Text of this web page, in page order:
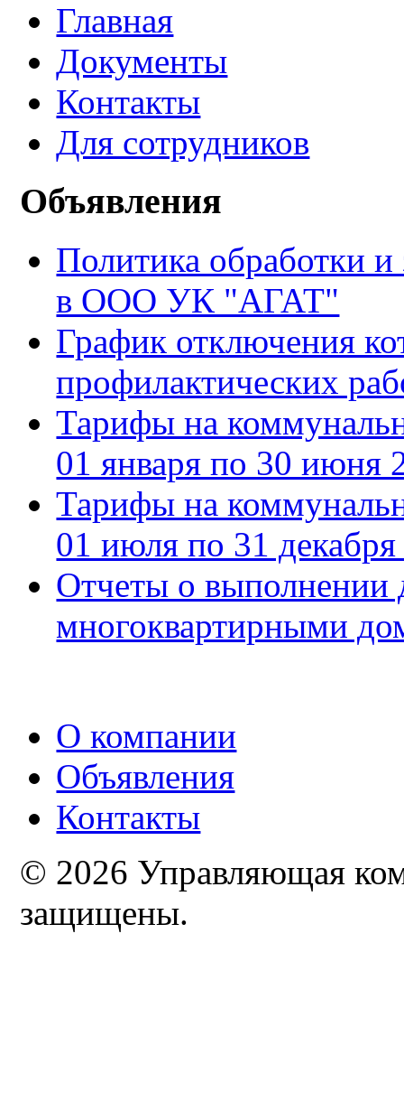
Главная
Документы
Контакты
Для сотрудников
Объявления
Политика обработки
в ООО УК "АГАТ"
График отключения
профилактических
Тарифы на
01 января по 30 июня
Тарифы на
01 июля по 31 декабря
Отчеты о выполнении
многоквартирными
О компании
Объявления
Контакты
© 2026 Управляющая
защищены.